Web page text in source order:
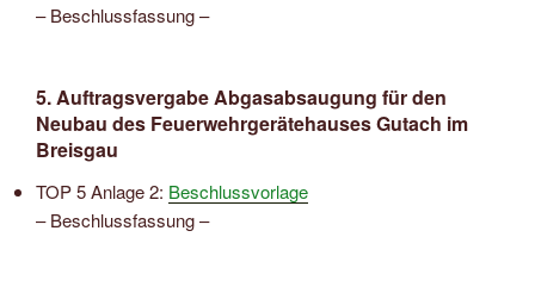
– Beschlussfassung –
5. Auftragsvergabe Abgasabsaugung für den
Neubau des Feuerwehrgerätehauses Gutach im
Breisgau
TOP 5 Anlage 2: Beschlussvorlage
– Beschlussfassung –